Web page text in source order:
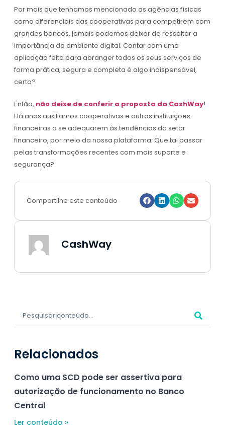
Por mais que tenhamos mencionado as agências físicas
como diferenciais das cooperativas para competirem com
grandes bancos, jamais podemos deixar de ressaltar a
importância do ambiente digital. Contar com uma
aplicação feita para abranger todos os seus serviços de
forma prática, segura e completa é algo indispensável,
certo?
Então, não deixe de conferir a proposta da CashWay!
Há anos auxiliamos cooperativas e outras instituições
financeiras a se adequarem às tendências do setor
financeiro, por meio da nossa plataforma. Que tal passar
pelas transformações recentes com mais suporte e
segurança?
Compartilhe este conteúdo
CashWay
Relacionados
Como uma SCD pode ser assertiva para
autorização de funcionamento no Banco
Central
Ler conteúdo »